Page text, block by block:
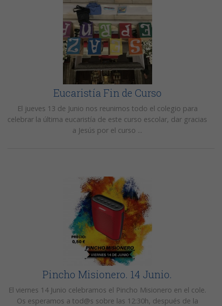
Eucaristía Fin de Curso
El jueves 13 de Junio nos reunimos todo el colegio para
celebrar la última eucaristía de este curso escolar, dar gracias
a Jesús por el curso ...
Pincho Misionero. 14 Junio.
El viernes 14 Junio celebramos el Pincho Misionero en el cole.
Os esperamos a tod@s sobre las 12:30h, después de la